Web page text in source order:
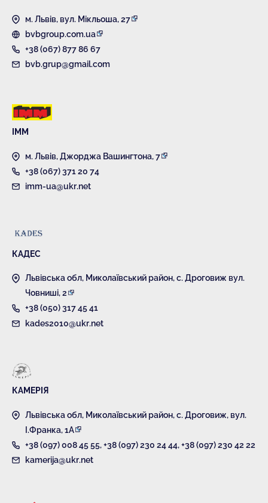
м. Львів, вул. Мікльоша, 27
bvbgroup.com.ua
+38 (067) 877 86 67
bvb.grup@gmail.com
ІММ
м. Львів, Джорджа Вашингтона, 7
+38 (067) 371 20 74
imm-ua@ukr.net
КАДЕС
Львівська обл, Миколаївський район, с. Дроговиж вул.
Човниші, 2
+38 (050) 317 45 41
kades2010@ukr.net
КАМЕРІЯ
Львівська обл, Миколаївський район, с. Дроговиж, вул.
І.Франка, 1А
+38 (097) 008 45 55,+38 (097) 230 24 44,+38 (097) 230 42 22
kamerija@ukr.net